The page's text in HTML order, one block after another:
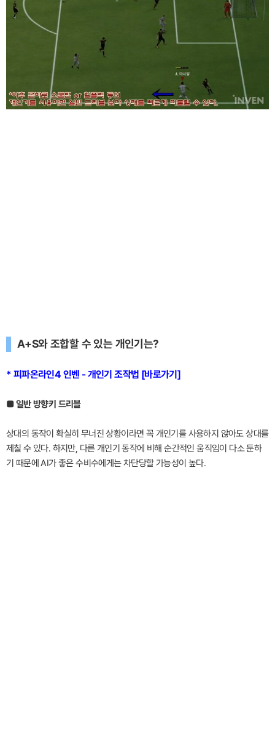
A+S와 조합할 수 있는 개인기는?
* 피파온라인4 인벤 - 개인기 조작법 [바로가기]
■ 일반 방향키 드리블
상대의 동작이 확실히 무너진 상황이라면 꼭 개인기를 사용하지 않아도 상대를
제칠 수 있다. 하지만, 다른 개인기 동작에 비해 순간적인 움직임이 다소 둔하
기 때문에 AI가 좋은 수비수에게는 차단당할 가능성이 높다.